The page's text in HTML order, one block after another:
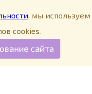
, мы используем
cookies.
сайта